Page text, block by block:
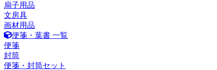
扇子用品
文房具
画材用品
便箋・葉書 一覧
便箋
封筒
便箋・封筒セット